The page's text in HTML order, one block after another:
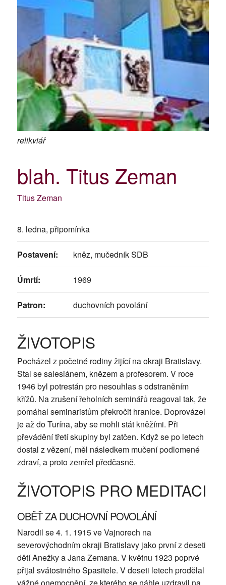
relikviář
blah. Titus Zeman
Titus Zeman
8. ledna, připomínka
Postavení: kněz, mučedník SDB
Úmrtí: 1969
Patron: duchovních povolání
ŽIVOTOPIS
Pocházel z početné rodiny žijící na okraji Bratislavy.
Stal se salesiánem, knězem a profesorem. V roce
1946 byl potrestán pro nesouhlas s odstraněním
křížů. Na zrušení řeholních seminářů reagoval tak, že
pomáhal seminaristům překročit hranice. Doprovázel
je až do Turína, aby se mohli stát kněžími. Při
převádění třetí skupiny byl zatčen. Když se po letech
dostal z vězení, měl následkem mučení podlomené
zdraví, a proto zemřel předčasně.
ŽIVOTOPIS PRO MEDITACI
OBĚŤ ZA DUCHOVNÍ POVOLÁNÍ
Narodil se 4. 1. 1915 ve Vajnorech na
severovýchodním okraji Bratislavy jako první z deseti
dětí Anežky a Jana Zemana. V květnu 1923 poprvé
přijal svátostného Spasitele. V deseti letech prodělal
vážné onemocnění, ze kterého se náhle uzdravil na